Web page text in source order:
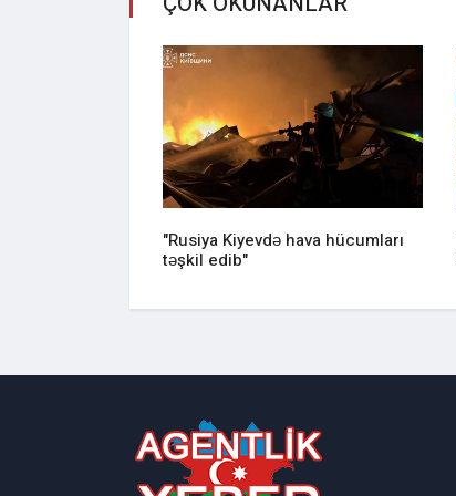
"Rusiya Kiyevdə hava hücumları
təşkil edib"